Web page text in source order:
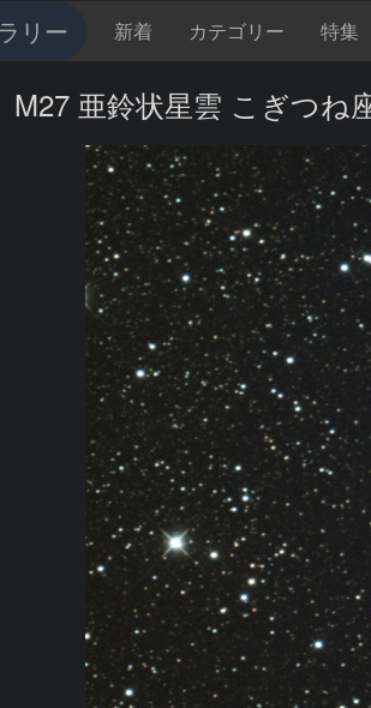
リー 新着 カテゴリー 特集
M27 亜鈴状星雲 こぎつね